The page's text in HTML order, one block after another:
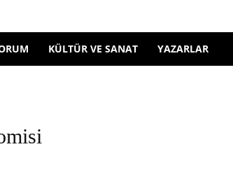
KÜLTÜR VE SANAT YAZARLAR